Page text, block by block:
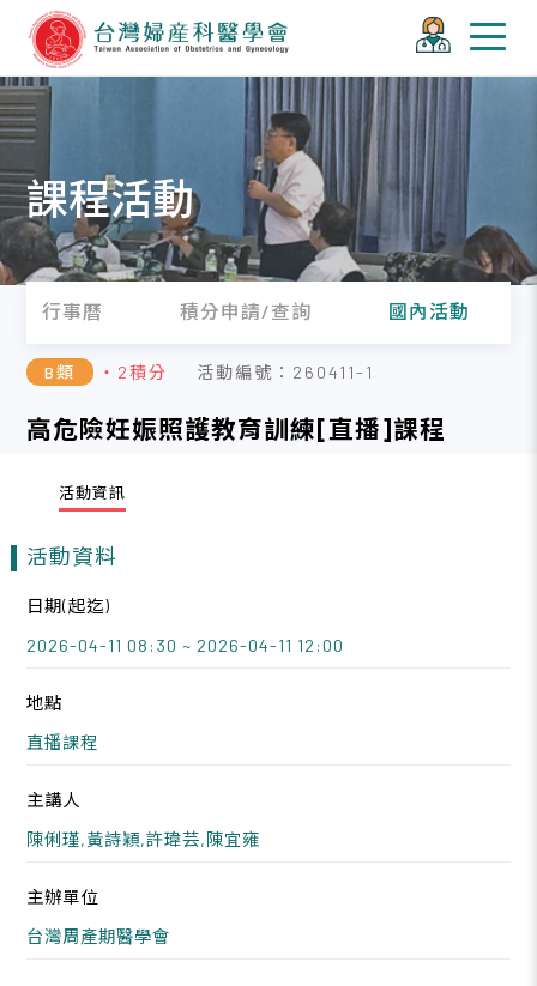
課程活動
行事曆 積分申請/查詢 國內活動
B類 ・2積分 活動編號：260411-1
高危險妊娠照護教育訓練[直播]課程
活動資訊
活動資料
日期(起迄)
2026-04-11 08:30 ~ 2026-04-11 12:00
地點
直播課程
主講人
陳俐瑾,黃詩穎,許瑋芸,陳宜雍
主辦單位
台灣周產期醫學會